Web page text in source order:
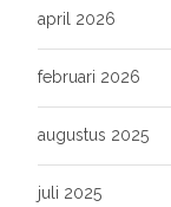
april 2026
februari 2026
augustus 2025
juli 2025